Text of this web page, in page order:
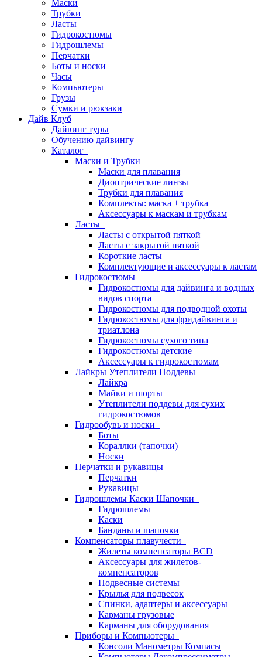
Маски
Трубки
Ласты
Гидрокостюмы
Гидрошлемы
Перчатки
Боты и носки
Часы
Компьютеры
Грузы
Сумки и рюкзаки
Дайв Клуб
Дайвинг туры
Обучению дайвингу
Каталог
Маски и Трубки
Маски для плавания
Диоптрические линзы
Трубки для плавания
Комплекты: маска + трубка
Аксессуары к маскам и трубкам
Ласты
Ласты с открытой пяткой
Ласты с закрытой пяткой
Короткие ласты
Комплектующие и аксессуары к ластам
Гидрокостюмы
Гидрокостюмы для дайвинга и водных
видов спорта
Гидрокостюмы для подводной охоты
Гидрокостюмы для фридайвинга и
триатлона
Гидрокостюмы сухого типа
Гидрокостюмы детские
Аксессуары к гидрокостюмам
Лайкры Утеплители Поддевы
Лайкра
Майки и шорты
Утеплители поддевы для сухих
гидрокостюмов
Гидрообувь и носки
Боты
Кораллки (тапочки)
Носки
Перчатки и рукавицы
Перчатки
Рукавицы
Гидрошлемы Каски Шапочки
Гидрошлемы
Каски
Банданы и шапочки
Компенсаторы плавучести
Жилеты компенсаторы BCD
Аксессуары для жилетов-
компенсаторов
Подвесные системы
Крылья для подвесок
Спинки, адаптеры и аксессуары
Карманы грузовые
Карманы для оборудования
Приборы и Компьютеры
Консоли Манометры Компасы